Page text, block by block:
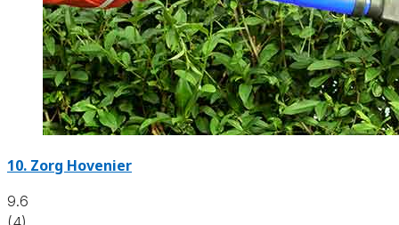
10. Zorg Hovenier
9.6